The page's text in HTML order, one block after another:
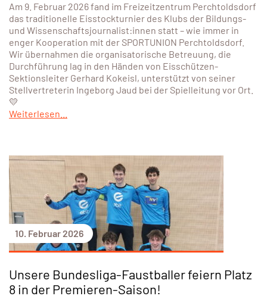
Am 9. Februar 2026 fand im Freizeitzentrum Perchtoldsdorf
das traditionelle Eisstockturnier des Klubs der Bildungs-
und Wissenschaftsjournalist:innen statt – wie immer in
enger Kooperation mit der SPORTUNION Perchtoldsdorf.
Wir übernahmen die organisatorische Betreuung, die
Durchführung lag in den Händen von Eisschützen-
Sektionsleiter Gerhard Kokeisl, unterstützt von seiner
Stellvertreterin Ingeborg Jaud bei der Spielleitung vor Ort.
💛
Weiterlesen...
10. Februar 2026
Unsere Bundesliga-Faustballer feiern Platz
8 in der Premieren-Saison!